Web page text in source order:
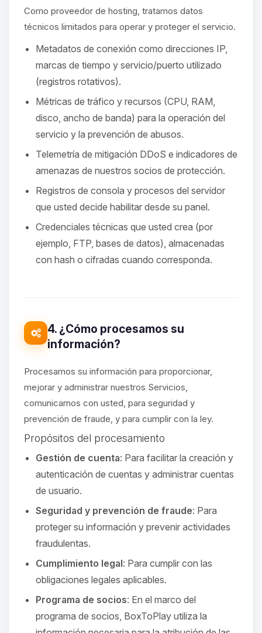
Como proveedor de hosting, tratamos datos
técnicos limitados para operar y proteger el servicio.
Metadatos de conexión como direcciones IP,
marcas de tiempo y servicio/puerto utilizado
(registros rotativos).
Métricas de tráfico y recursos (CPU, RAM,
disco, ancho de banda) para la operación del
servicio y la prevención de abusos.
Telemetría de mitigación DDoS e indicadores de
amenazas de nuestros socios de protección.
Registros de consola y procesos del servidor
que usted decide habilitar desde su panel.
Credenciales técnicas que usted crea (por
ejemplo, FTP, bases de datos), almacenadas
con hash o cifradas cuando corresponda.
4. ¿Cómo procesamos su
información?
Procesamos su información para proporcionar,
mejorar y administrar nuestros Servicios,
comunicarnos con usted, para seguridad y
prevención de fraude, y para cumplir con la ley.
Propósitos del procesamiento
Gestión de cuenta: Para facilitar la creación y
autenticación de cuentas y administrar cuentas
de usuario.
Seguridad y prevención de fraude: Para
proteger su información y prevenir actividades
fraudulentas.
Cumplimiento legal: Para cumplir con las
obligaciones legales aplicables.
Programa de socios: En el marco del
programa de socios, BoxToPlay utiliza la
asistente de BoxToPlay. Cuentame
que necesitas y moveré mis